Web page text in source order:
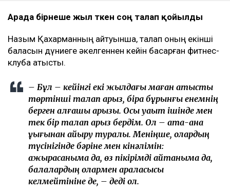
Арада бірнеше жыл өткен соң талап қойылды
Назым Қахарманның айтуынша, талап оның екінші
баласын дүниеге әкелгеннен кейін басқарған фитнес-
клубқа қатысты.
– Бұл – кейінгі екі жылдағы маған қатысты
төртінші талап арыз, бірақ бұрынғы енемнің
берген алғашқы арызы. Осы уақыт ішінде мен
тек бір талап арыз бердім. Ол – ата-ана
құқығынан айыру туралы. Меніңше, олардың
түсінігінде бәріне мен кінәлімін:
ажырасқаныма да, өз пікірімді айтқаныма да,
балалардың олармен араласқысы
келмейтініне де, – деді ол.